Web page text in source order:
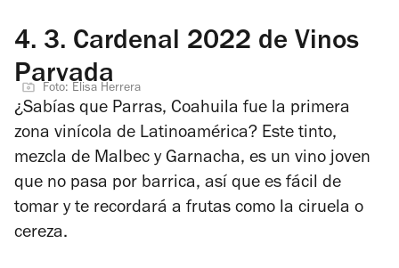
4. 3. Cardenal 2022 de Vinos
Parvada
Foto: Elisa Herrera
¿Sabías que Parras, Coahuila fue la primera
zona vinícola de Latinoamérica? Este tinto,
mezcla de Malbec y Garnacha, es un vino joven
que no pasa por barrica, así que es fácil de
tomar y te recordará a frutas como la ciruela o
cereza.